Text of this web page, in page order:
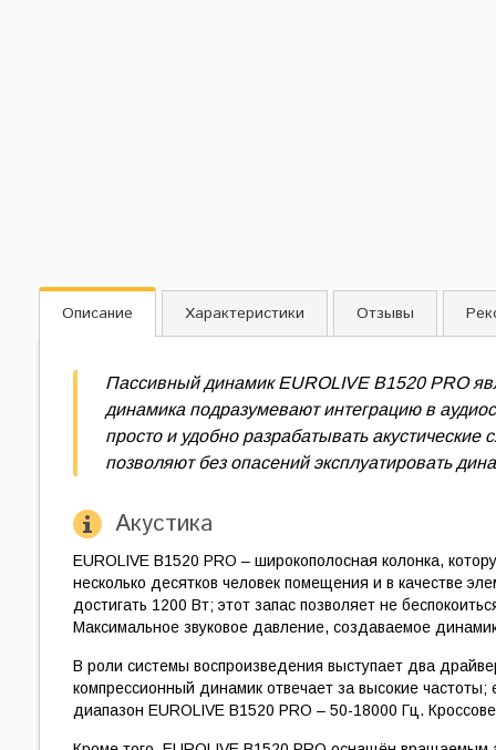
Описание Характеристики Отзывы
Пассивный динамик EUROLIVE B1520 PRO
динамика подразумевают интеграцию в
просто и удобно разрабатывать
позволяют без опасений эксплуатировать
Акустика
EUROLIVE B1520 PRO – широкополосная колонка,
несколько десятков человек помещения и в качестве
достигать 1200 Вт; этот запас позволяет не
Максимальное звуковое давление, создаваемое
В роли системы воспроизведения выступает два
компрессионный динамик отвечает за высокие
диапазон EUROLIVE B1520 PRO – 50-18000 Гц.